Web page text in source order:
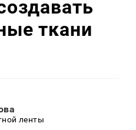
ткани
ленты